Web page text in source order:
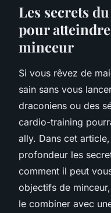
Les secrets
pour
minceur
Si vous rêvez de
sain sans vous
draconiens ou des
cardio-training
ally. Dans cet
profondeur les
comment il peut
objectifs de
le combiner avec